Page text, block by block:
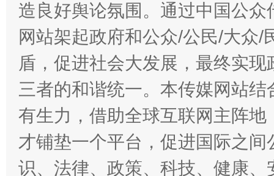
造良好舆论氛围。通过中国公
网站架起政府和公众/公民/大众
盾，促进社会大发展，最终实
三者的和谐统一。本传媒网站
有生力，借助全球互联网主阵
才铺垫一个平台，促进国际之
识、法律、政策、科技、健康